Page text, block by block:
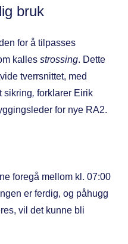
bruk
for å tilpasses
kalles strossing. Dette
tverrsnittet, med
sikring, forklarer Eirik
for nye RA2.
foregå mellom kl. 07:00
er ferdig, og påhugg
vil det kunne bli